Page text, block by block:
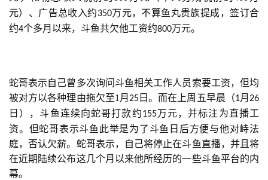
元）、广告总收入约350万元，不算鱼丸贵族提成，签订合
约4个多月以来，斗鱼共欠他工资约800万元。
蛇哥表示自己曾多次询问斗鱼相关工作人员索要工资，但均
被对方以各种理由拖欠至1月 25 日。而在上周五早晨（1月 26
日），斗鱼连续向蛇哥打款约155万元，并标注为直播工
资。但蛇哥表示斗鱼此举是为了斗鱼日后方便与他对峙法
庭，否认欠薪。蛇哥表示，自己将停止在斗鱼直播，并且将
在近期陆续公布这几个月以来他所经历的一些斗鱼平台的内
幕。